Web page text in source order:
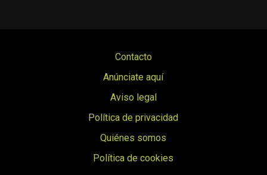
Contacto
Anúnciate aquí
Aviso legal
Política de privacidad
Quiénes somos
Política de cookies